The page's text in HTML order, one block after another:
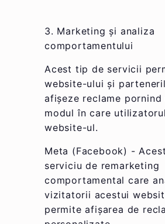
3. Marketing și analiza
comportamentului
Acest tip de servicii
website-ului și
afișeze reclame pornind
modul în care
website-ul.
Meta (Facebook) -
serviciu de remarketing
comportamental care
vizitatorii acestui
permite afișarea de